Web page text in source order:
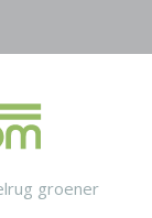
groener